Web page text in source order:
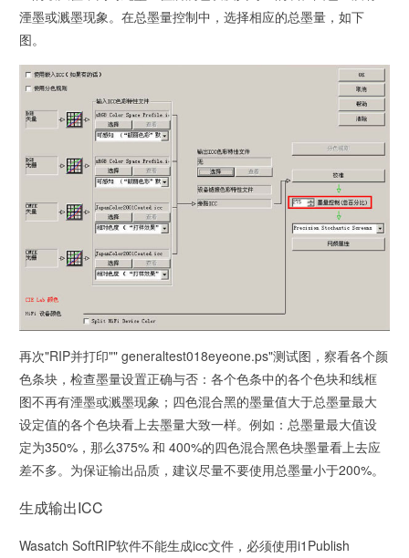
湮墨或溅墨现象。在总墨量控制中，选择相应的总墨量，如下
图。
再次"RIP并打印"" generaltest018eyeone.ps"测试图，察看各个颜
色条块，检查墨量设置正确与否：各个色条中的各个色块和线框
图不再有湮墨或溅墨现象；四色混合黑的墨量值大于总墨量最大
设定值的各个色块看上去墨量大致一样。例如：总墨量最大值设
定为350%，那么375% 和 400%的四色混合黑色块墨量看上去应
差不多。为保证输出品质，建议尽量不要使用总墨量小于200%。
生成输出ICC
Wasatch SoftRIP软件不能生成icc文件，必须使用i1Publish